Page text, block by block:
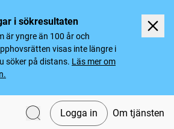
i sökresultaten
är yngre än 100 år och
visas inte längre i
söker på distans. Läs mer om
Logga in Om tjänsten